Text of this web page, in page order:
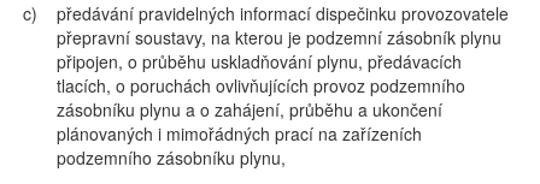
c)
předávání pravidelných informací dispečinku provozovatele
přepravní soustavy, na kterou je podzemní zásobník plynu
připojen, o průběhu uskladňování plynu, předávacích
tlacích, o poruchách ovlivňujících provoz podzemního
zásobníku plynu a o zahájení, průběhu a ukončení
plánovaných i mimořádných prací na zařízeních
podzemního zásobníku plynu,